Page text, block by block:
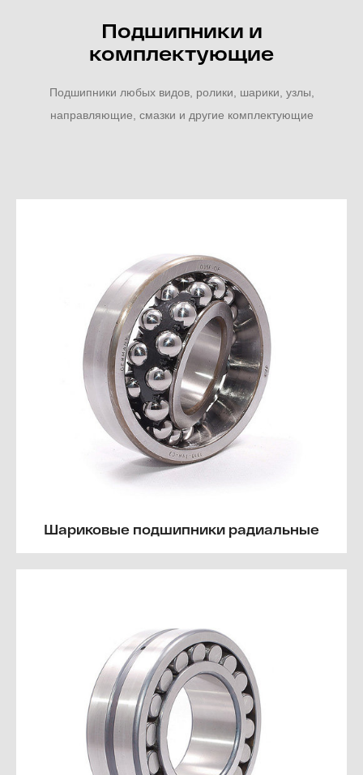
Подшипники и
комплектующие
Подшипники любых видов, ролики, шарики, узлы,
направляющие, смазки и другие комплектующие
Шариковые подшипники радиальные